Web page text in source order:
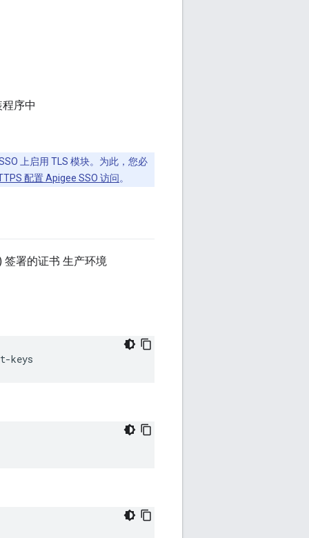
序中
上启用 TLS 模块。为此，您必
配置 Apigee SSO 访问。
签署的证书 生产环境
keys